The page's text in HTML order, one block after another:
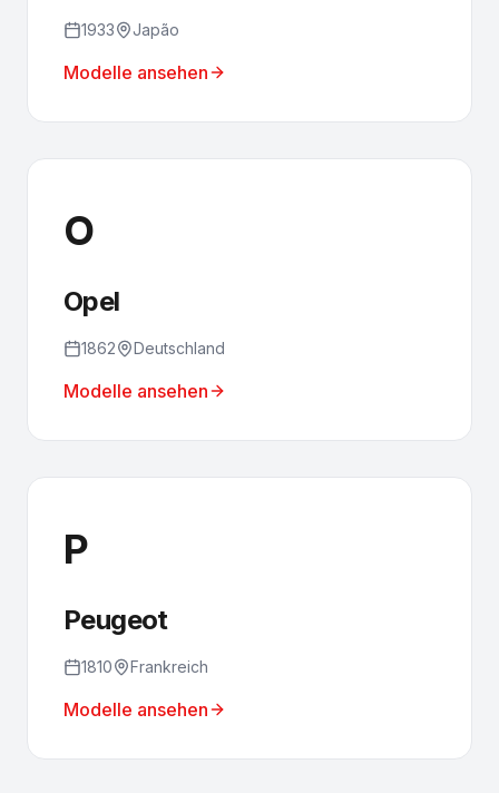
1933 Japão
Modelle ansehen
O
Opel
1862 Deutschland
Modelle ansehen
P
Peugeot
1810 Frankreich
Modelle ansehen